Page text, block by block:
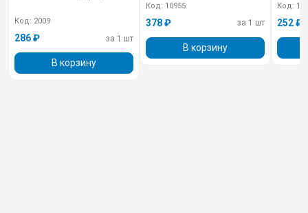
Код: 2009
286 ₽ за 1 шт
В корзину
Код: 10955
378 ₽ за 1 шт
В корзину
Код:
252 ₽